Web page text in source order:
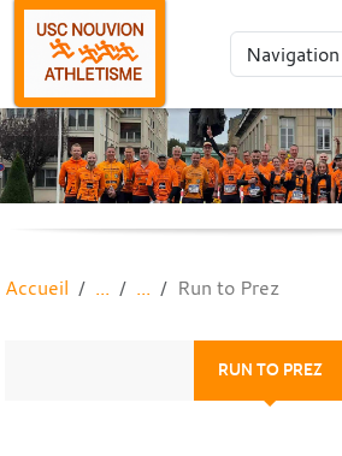
Accueil Run to Prez
RUN TO PREZ
Panneau de gestion des cookies